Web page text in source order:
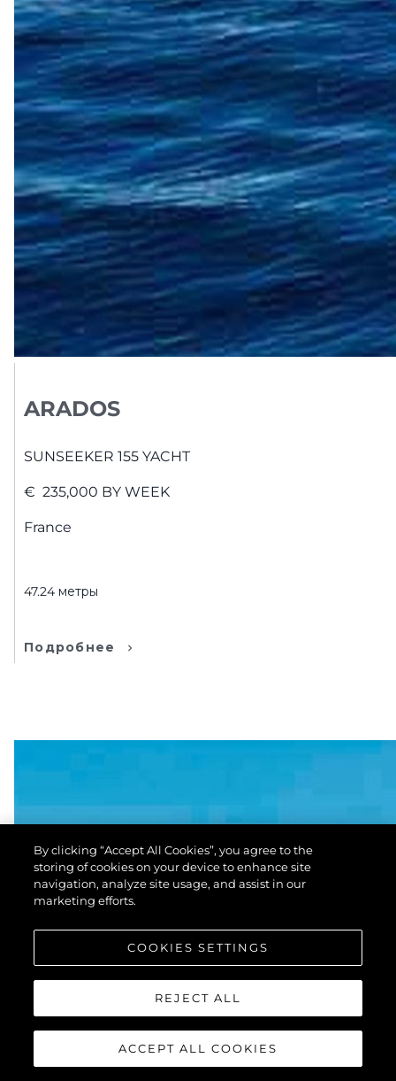
ARADOS
SUNSEEKER 155 YACHT
€ 235,000 BY WEEK
France
47.24 метры
Подробнее
By clicking “Accept All Cookies”, you agree to the
storing of cookies on your device to enhance site
navigation, analyze site usage, and assist in our
marketing efforts.
COOKIES SETTINGS
REJECT ALL
ACCEPT ALL COOKIES